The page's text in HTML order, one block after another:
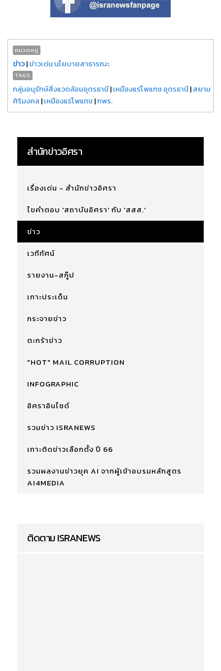
หมวดหมู่
ข่าว|ข่าวเด่น นโยบายสาธารณะ
TAGS
กลุ่มอนุรักษ์สิ่งแวดล้อมอุดรธานี|เหมืองแร่โพแทช อุดรธานี|สยาม
ศิริมงคล |เหมืองแร่โพแทช |กพร.
สำนักข่าวอิศรา
เรื่องเด่น - สำนักข่าวอิศรา
ไขคำตอบ 'สถาบันอิศรา' กับ 'สสส.'
ข่าว
เวทีทัศน์
รายงาน-สกู๊ป
เกาะประเด็น
กระจายข่าว
ตะกร้าข่าว
"HOT" MAIL CORRUPTION
INFOGRAPHIC
อิศราอินไซด์
รวมข่าว ISRANEWS
เกาะติดข่าวเลือกตั้ง ปี 66
รวมผลงานข่าวยุค AI จากผู้เข้าอบรมหลักสูตร
AI4MEDIA
ติดตาม ISRANEWS